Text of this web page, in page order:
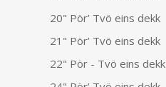
20" Pör’ Tvö eins dekk
21" Pör’ Tvö eins dekk
22" Pör - Tvö eins dekk